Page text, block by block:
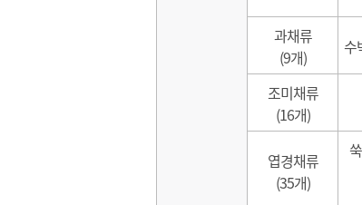
과채류
(9개)
수
조미채류
(16개)
엽경채류
(35개)